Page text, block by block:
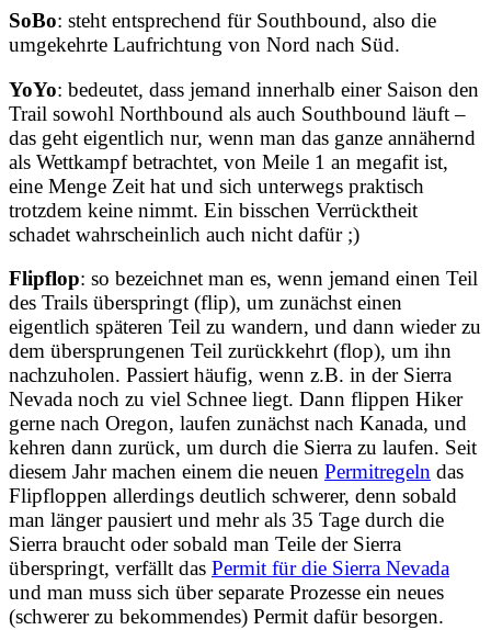
SoBo: steht entsprechend für Southbound, also die
umgekehrte Laufrichtung von Nord nach Süd.
YoYo: bedeutet, dass jemand innerhalb einer Saison den
Trail sowohl Northbound als auch Southbound läuft –
das geht eigentlich nur, wenn man das ganze annähernd
als Wettkampf betrachtet, von Meile 1 an megafit ist,
eine Menge Zeit hat und sich unterwegs praktisch
trotzdem keine nimmt. Ein bisschen Verrücktheit
schadet wahrscheinlich auch nicht dafür ;)
Flipflop: so bezeichnet man es, wenn jemand einen Teil
des Trails überspringt (flip), um zunächst einen
eigentlich späteren Teil zu wandern, und dann wieder zu
dem übersprungenen Teil zurückkehrt (flop), um ihn
nachzuholen. Passiert häufig, wenn z.B. in der Sierra
Nevada noch zu viel Schnee liegt. Dann flippen Hiker
gerne nach Oregon, laufen zunächst nach Kanada, und
kehren dann zurück, um durch die Sierra zu laufen. Seit
diesem Jahr machen einem die neuen Permitregeln das
Flipfloppen allerdings deutlich schwerer, denn sobald
man länger pausiert und mehr als 35 Tage durch die
Sierra braucht oder sobald man Teile der Sierra
überspringt, verfällt das Permit für die Sierra Nevada
und man muss sich über separate Prozesse ein neues
(schwerer zu bekommendes) Permit dafür besorgen.